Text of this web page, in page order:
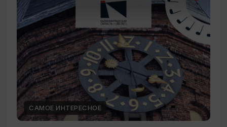
САМОЕ ИНТЕРЕСНОЕ